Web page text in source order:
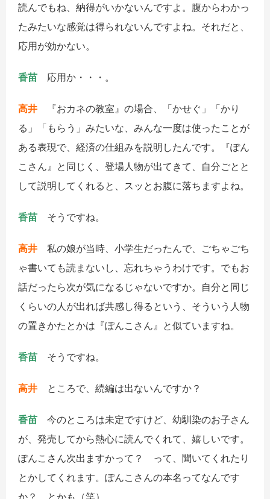
読んでもね、納得がいかないんですよ。腹からわかっ
たみたいな感覚は得られないんですよね。それだと、
応用が効かない。
香苗 応用か・・・。
高井 『おカネの教室』の場合、「かせぐ」「かり
る」「もらう」みたいな、みんな一度は使ったことが
ある表現で、経済の仕組みを説明したんです。『ぽん
こさん』と同じく、登場人物が出てきて、自分ごとと
して説明してくれると、スッとお腹に落ちますよね。
香苗 そうですね。
高井
私の娘が当時、小学生だったんで、ごちゃごち
ゃ書いても読まないし、忘れちゃうわけです。でもお
話だったら次が気になるじゃないですか。自分と同じ
くらいの人が出れば共感し得るという、そういう人物
の置きかたとかは『ぽんこさん』と似ていますね。
香苗 そうですね。
高井 ところで、続編は出ないんですか？
香苗 今のところは未定ですけど、幼馴染のお子さん
が、発売してから熱心に読んでくれて、嬉しいです。
ぽんこさん次出ますかって？ って、聞いてくれたり
とかしてくれます。ぽんこさんの本名ってなんです
か？ とかも（笑）。